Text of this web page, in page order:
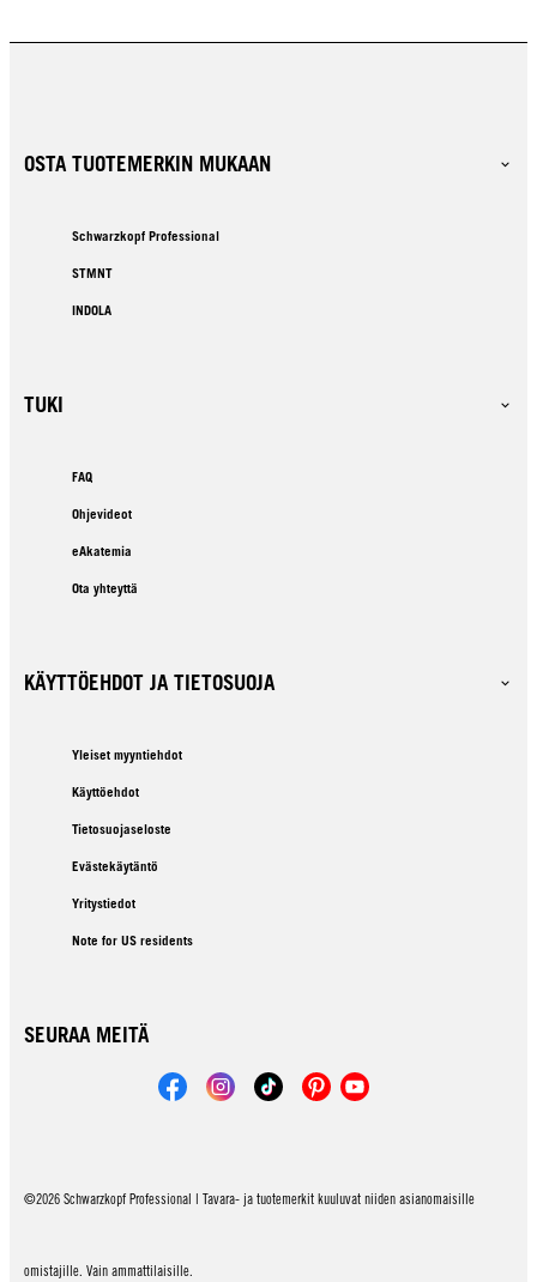
OSTA TUOTEMERKIN MUKAAN
Schwarzkopf Professional
STMNT
INDOLA
TUKI
FAQ
Ohjevideot
eAkatemia
Ota yhteyttä
KÄYTTÖEHDOT JA TIETOSUOJA
Yleiset myyntiehdot
Käyttöehdot
Tietosuojaseloste
Evästekäytäntö
Yritystiedot
Note for US residents
SEURAA MEITÄ
©2026 Schwarzkopf Professional | Tavara- ja tuotemerkit kuuluvat niiden asianomaisille
omistajille. Vain ammattilaisille.